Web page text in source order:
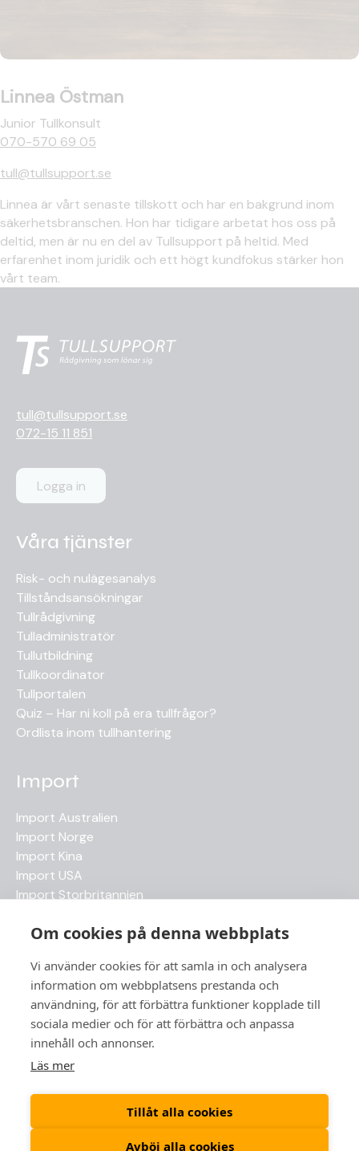
Om cookies på denna webbplats
Vi använder cookies för att samla in och analysera
information om webbplatsens prestanda och
användning, för att förbättra funktioner kopplade till
sociala medier och för att förbättra och anpassa
innehåll och annonser.
Läs mer
Tillåt alla cookies
Avböj alla cookies
Linnea Östman
Junior Tullkonsult
070-570 69 05
tull@tullsupport.se
Linnea är vårt senaste tillskott och har en bakgrund inom
säkerhetsbranschen. Hon har tidigare arbetat hos oss på
deltid, men är nu en del av Tullsupport på heltid. Med
erfarenhet inom juridik och ett högt kundfokus stärker hon
vårt team.
tull@tullsupport.se
072-15 11 851
Logga in
Våra tjänster
Risk- och nulägesanalys
Tillståndsansökningar
Tullrådgivning
Tulladministratör
Tullutbildning
Tullkoordinator
Tullportalen
Quiz – Har ni koll på era tullfrågor?
Ordlista inom tullhantering
Import
Import Australien
Import Norge
Import Kina
Import USA
Import Storbritannien
Senaste artiklarna
Betala tull – när, hur och vem som ansvarar
Frihandel – så fungerar det i praktiken
Temporär import
ATA-Carnet